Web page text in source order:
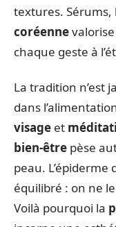
textures. Sérums,
coréenne
chaque geste à
La tradition n’est
dans
visage et
bien-être pèse
peau. L’épiderme
équilibré : on ne
Voilà pourquoi la